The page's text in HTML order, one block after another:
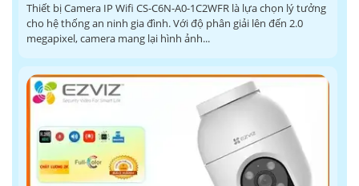
Thiết bị Camera IP Wifi CS-C6N-A0-1C2WFR là lựa chọn lý tưởng
cho hệ thống an ninh gia đình. Với độ phân giải lên đến 2.0
megapixel, camera mang lại hình ảnh...